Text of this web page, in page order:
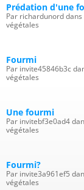
Prédation d'une
Par richardunord
végétales
Fourmi
Par invite45846b3c
végétales
Une fourmi
Par invitebf3e0ad4
végétales
Fourmi?
Par invite3a961ef5
végétales